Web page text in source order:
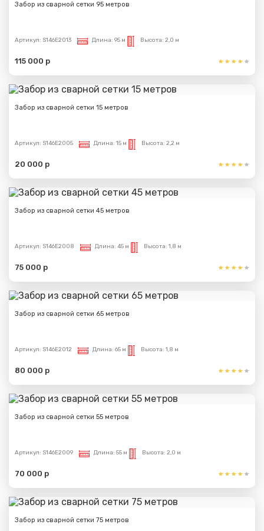
Забор из сварной сетки 95 метров
Артикул: S146E2013 Длина: 95 м Высота: 2,0 м
115 000 р
Забор из сварной сетки 15 метров
Артикул: S146E2005 Длина: 15 м Высота: 2,2 м
20 000 р
Забор из сварной сетки 45 метров
Артикул: S146E2008 Длина: 45 м Высота: 1,8 м
75 000 р
Забор из сварной сетки 65 метров
Артикул: S146E2012 Длина: 65 м Высота: 1,8 м
80 000 р
Забор из сварной сетки 55 метров
Артикул: S146E2009 Длина: 55 м Высота: 2,0 м
70 000 р
Забор из сварной сетки 75 метров